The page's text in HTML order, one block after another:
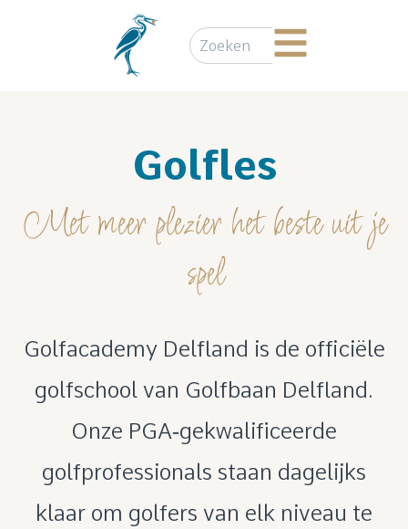
Golfles
Met meer plezier het beste uit je
spel
Golfacademy Delfland is de officiële
golfschool van Golfbaan Delfland.
Onze PGA‑gekwalificeerde
golfprofessionals staan dagelijks
klaar om golfers van elk niveau te